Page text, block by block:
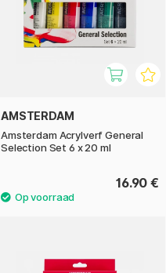
AMSTERDAM
Amsterdam Acrylverf General
Selection Set 6 x 20 ml
16.90 €